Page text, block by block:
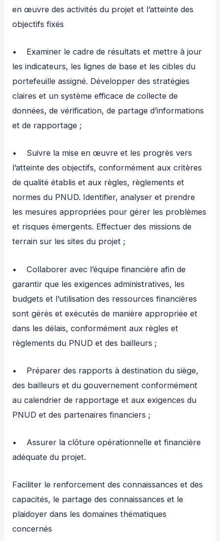
en œuvre des activités du projet et l’atteinte des
objectifs fixés
• Examiner le cadre de résultats et mettre à jour
les indicateurs, les lignes de base et les cibles du
portefeuille assigné. Développer des stratégies
claires et un système efficace de collecte de
données, de vérification, de partage d’informations
et de rapportage ;
• Suivre la mise en œuvre et les progrès vers
l’atteinte des objectifs, conformément aux critères
de qualité établis et aux règles, règlements et
normes du PNUD. Identifier, analyser et prendre
les mesures appropriées pour gérer les problèmes
et risques émergents. Effectuer des missions de
terrain sur les sites du projet ;
• Collaborer avec l’équipe financière afin de
garantir que les exigences administratives, les
budgets et l’utilisation des ressources financières
sont gérés et exécutés de manière appropriée et
dans les délais, conformément aux règles et
règlements du PNUD et des bailleurs ;
• Préparer des rapports à destination du siège,
des bailleurs et du gouvernement conformément
au calendrier de rapportage et aux exigences du
PNUD et des partenaires financiers ;
• Assurer la clôture opérationnelle et financière
adéquate du projet.
Faciliter le renforcement des connaissances et des
capacités, le partage des connaissances et le
plaidoyer dans les domaines thématiques
concernés